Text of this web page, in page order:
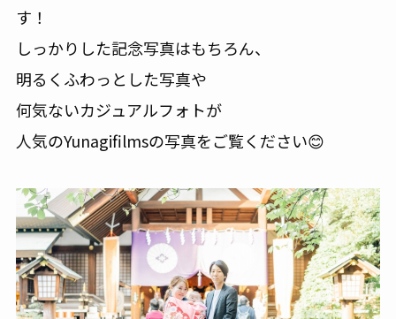
す！
しっかりした記念写真はもちろん、
明るくふわっとした写真や
何気ないカジュアルフォトが
人気のYunagifilmsの写真をご覧ください😊